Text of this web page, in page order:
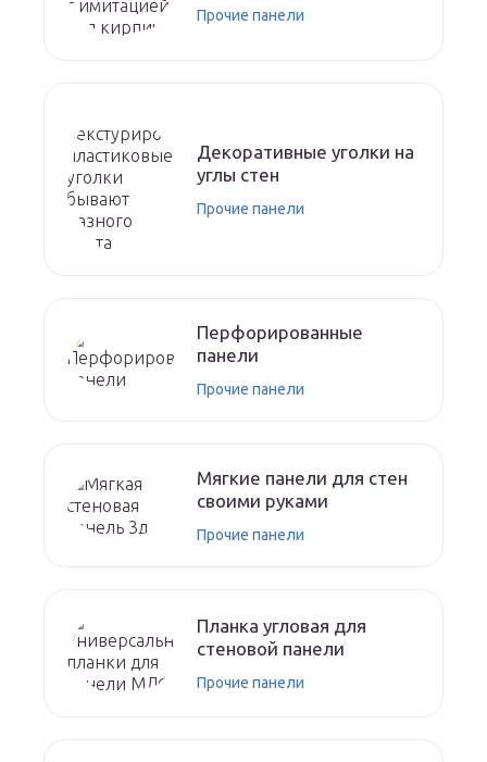
Прочие панели
Декоративные уголки на
углы стен
Прочие панели
Перфорированные
панели
Прочие панели
Мягкие панели для стен
своими руками
Прочие панели
Планка угловая для
стеновой панели
Прочие панели